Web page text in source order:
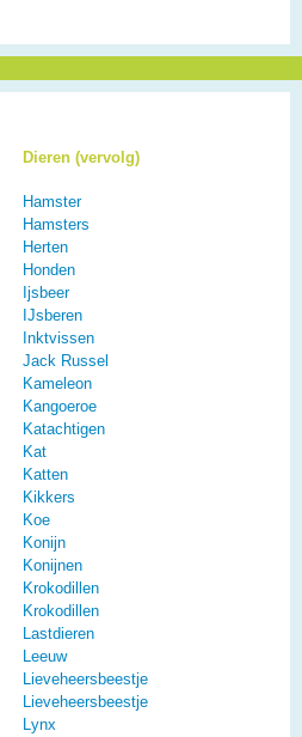
Dieren (vervolg)
Hamster
Hamsters
Herten
Honden
Ijsbeer
IJsberen
Inktvissen
Jack Russel
Kameleon
Kangoeroe
Katachtigen
Kat
Katten
Kikkers
Koe
Konijn
Konijnen
Krokodillen
Krokodillen
Lastdieren
Leeuw
Lieveheersbeestje
Lieveheersbeestje
Lynx